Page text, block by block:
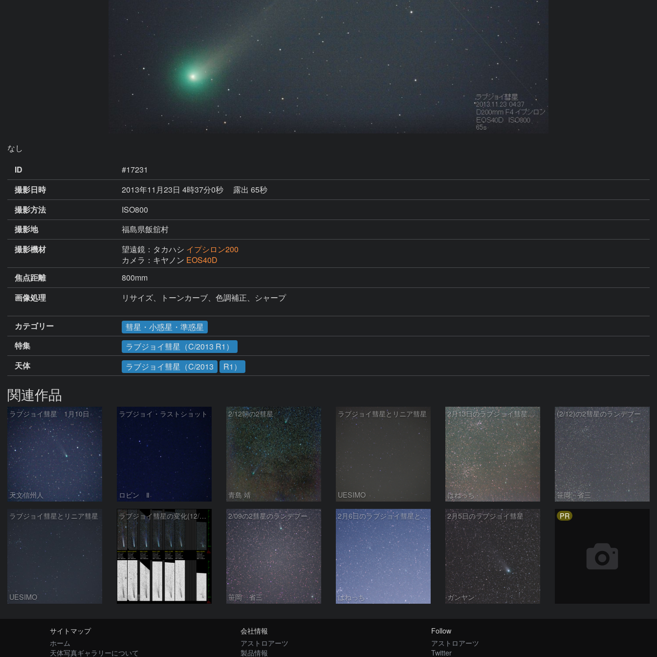
なし
ID
#17231
撮影日時
2013年11月23日 4時37分0秒
露出 65秒
撮影方法
ISO800
撮影地
福島県飯舘村
撮影機材
望遠鏡：タカハシ イプシロン200
カメラ：キヤノン EOS40D
焦点距離
800mm
画像処理
リサイズ、トーンカーブ、色調補正、シャープ
カテゴリー
彗星・小惑星・準惑星
特集
ラブジョイ彗星（C/2013 R1）
天体
ラブジョイ彗星（C/2013 R1）
関連作品
ラブジョイ彗星 1月10日
天文信州人
ラブジョイ・ラストショット
ロビン Ⅱ
2/12朝の2彗星
青島 靖
ラブジョイ彗星とリニア彗星
UESIMO
2月13日のラブジョイ彗星とリニア彗星
はねっち
(2/12)の2彗星のランデブー
笹岡 省三
ラブジョイ彗星とリニア彗星
UESIMO
ラブジョイ彗星の変化(12/29～1/29)
青島 靖
2/09の2彗星のランデブー
笹岡 省三
2月6日のラブジョイ彗星とリニア彗星
はねっち
2月5日のラブジョイ彗星
ガンヤン
PR
サイトマップ
ホーム
天体写真ギャラリーについて
会社情報
アストロアーツ
製品情報
Follow
アストロアーツ
Twitter